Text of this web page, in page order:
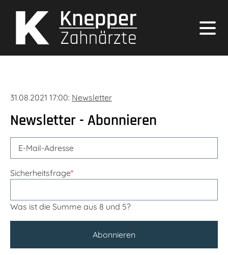
31.08.2021 17:00: Newsletter
Newsletter - Abonnieren
Sicherheitsfrage*
Was ist die Summe aus 8 und 5?
Abonnieren